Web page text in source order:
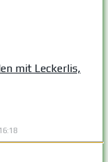
mit Leckerlis,